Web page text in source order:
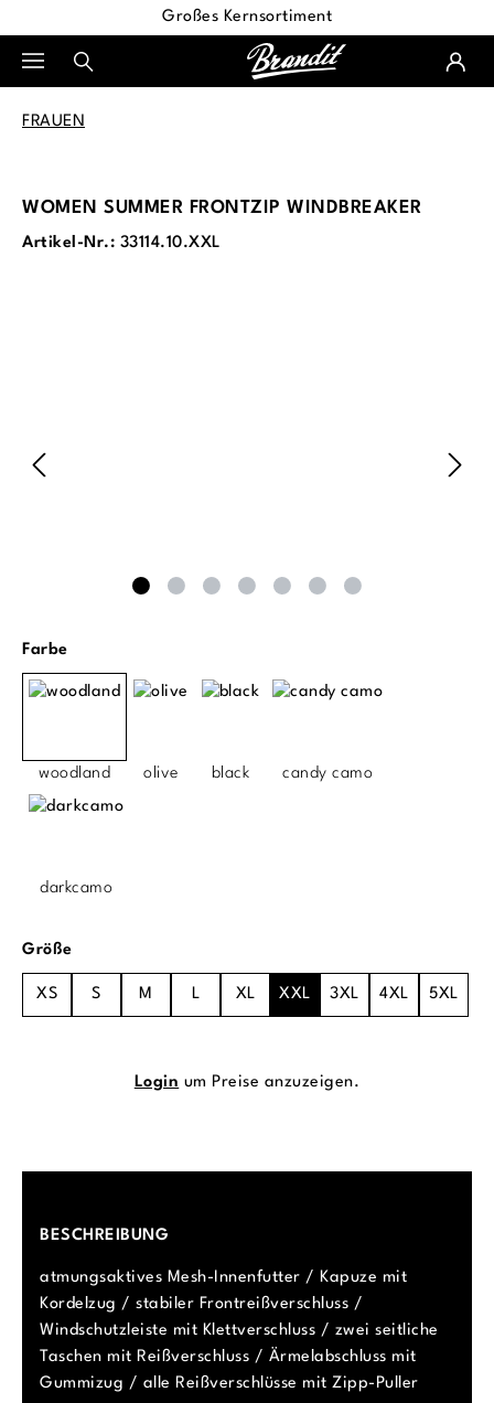
Großes Kernsortiment
FRAUEN
WOMEN SUMMER FRONTZIP WINDBREAKER
Artikel-Nr.: 33114.10.XXL
Farbeauswählen
woodland olive black candy camo
darkcamo
Größeauswählen
XS S M L XL XXL 3XL 4XL 5XL
Login um Preise anzuzeigen.
BESCHREIBUNG
atmungsaktives Mesh-Innenfutter / Kapuze mit
Kordelzug / stabiler Frontreißverschluss /
Windschutzleiste mit Klettverschluss / zwei seitliche
Taschen mit Reißverschluss / Ärmelabschluss mit
Gummizug / alle Reißverschlüsse mit Zipp-Puller